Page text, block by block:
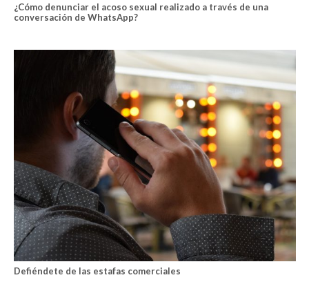
¿Cómo denunciar el acoso sexual realizado a través de una
conversación de WhatsApp?
Defiéndete de las estafas comerciales